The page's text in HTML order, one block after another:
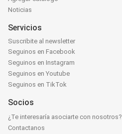
Noticias
Servicios
Suscribite al newsletter
Seguinos en Facebook
Seguinos en Instagram
Seguinos en Youtube
Seguinos en TikTok
Socios
¿Te interesaría asociarte con nosotros?
Contactanos